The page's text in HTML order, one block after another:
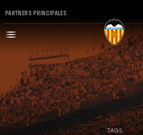
PARTNERS PRINCIPALES
TAGS